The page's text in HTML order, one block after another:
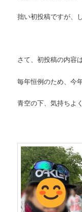
拙い初投稿ですが、
さて、初投稿の内容
毎年恒例のため、今
青空の下、気持ちよ